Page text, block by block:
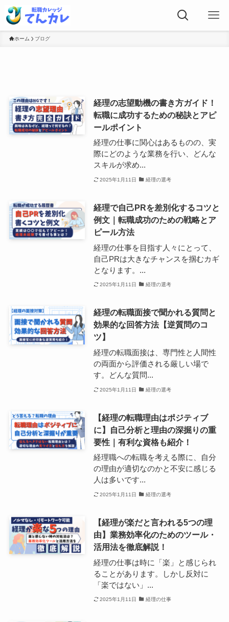
ホーム ブログ
経理の志望動機の書き方ガイド！
転職に成功するための秘訣とアピ
ールポイント
経理の仕事に関心はあるものの、実
際にどのような業務を行い、どんな
スキルが求め...
2025年1月11日 経理の選考
経理で自己PRを差別化するコツと
例文｜転職成功のための戦略とア
ピール方法
経理の仕事を目指す人々にとって、
自己PRは大きなチャンスを掴むカギ
となります。...
2025年1月11日 経理の選考
経理の転職面接で聞かれる質問と
効果的な回答方法【逆質問のコ
ツ】
経理の転職面接は、専門性と人間性
の両面から評価される厳しい場で
す。どんな質問...
2025年1月11日 経理の選考
【経理の転職理由はポジティブ
に】自己分析と理由の深掘りの重
要性｜有利な資格も紹介！
経理職への転職を考える際に、自分
の理由が適切なのかと不安に感じる
人は多いです...
2025年1月11日 経理の選考
【経理が楽だと言われる5つの理
由】業務効率化のためのツール・
活用法を徹底解説！
経理の仕事は時に「楽」と感じられ
ることがあります。しかし反対に
「楽ではない」...
2025年1月11日 経理の仕事